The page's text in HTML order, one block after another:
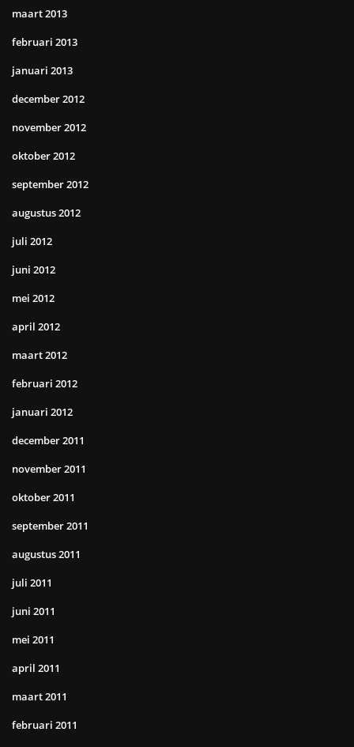
maart 2013
februari 2013
januari 2013
december 2012
november 2012
oktober 2012
september 2012
augustus 2012
juli 2012
juni 2012
mei 2012
april 2012
maart 2012
februari 2012
januari 2012
december 2011
november 2011
oktober 2011
september 2011
augustus 2011
juli 2011
juni 2011
mei 2011
april 2011
maart 2011
februari 2011